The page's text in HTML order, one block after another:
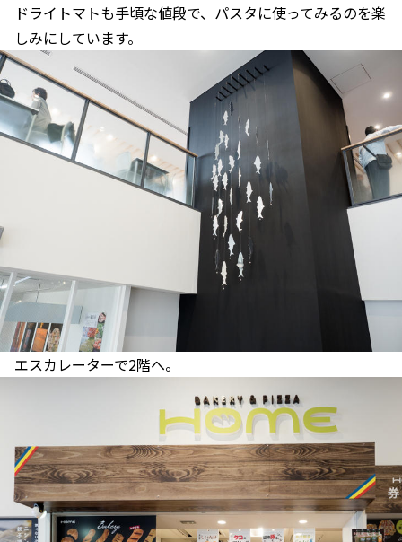
ドライトマトも手頃な値段で、パスタに使ってみるのを楽
しみにしています。
エスカレーターで2階へ。